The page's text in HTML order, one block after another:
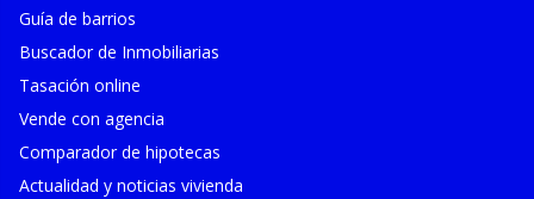
Guía de barrios
Buscador de Inmobiliarias
Tasación online
Vende con agencia
Comparador de hipotecas
Actualidad y noticias vivienda